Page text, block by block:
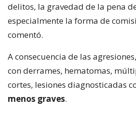
delitos, la gravedad de la pena
especialmente la forma de
comentó.
A consecuencia de las
con derrames, hematomas,
cortes, lesiones diagnosticadas
menos graves.